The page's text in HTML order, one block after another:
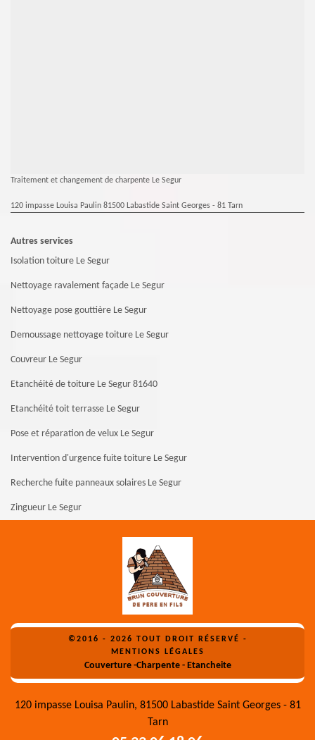
Traitement et changement de charpente Le Segur
120 impasse Louisa Paulin 81500 Labastide Saint Georges - 81 Tarn
Autres services
Isolation toiture Le Segur
Nettoyage ravalement façade Le Segur
Nettoyage pose gouttière Le Segur
Demoussage nettoyage toiture Le Segur
Couvreur Le Segur
Etanchéité de toiture Le Segur 81640
Etanchéité toit terrasse Le Segur
Pose et réparation de velux Le Segur
Intervention d'urgence fuite toiture Le Segur
Recherche fuite panneaux solaires Le Segur
Zingueur Le Segur
©2016 - 2026 TOUT DROIT RÉSERVÉ -
MENTIONS LÉGALES
Couverture -Charpente - Etancheite
120 impasse Louisa Paulin, 81500 Labastide Saint Georges - 81
Tarn